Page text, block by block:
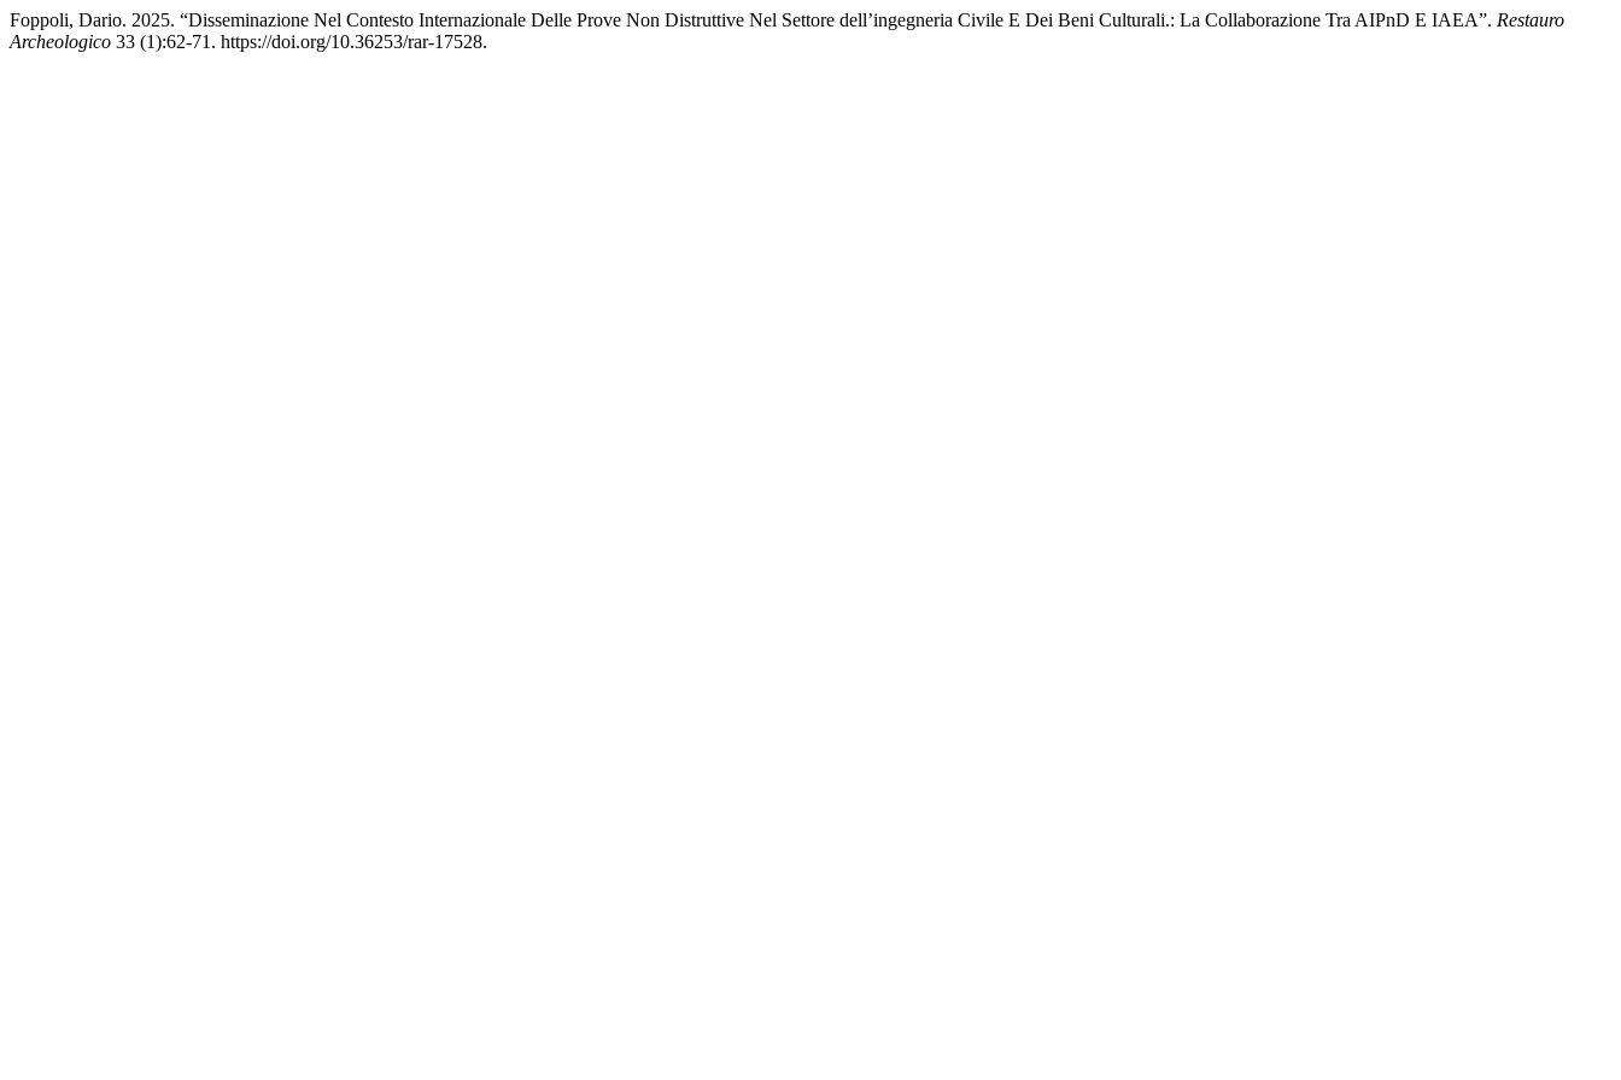
Foppoli, Dario. 2025. “Disseminazione Nel Contesto Internazionale Delle Prove Non Distruttive Nel Settore dell’ingegneria Civile E Dei Beni Culturali.: La Collaborazione Tra AIPnD E IAEA”. Restauro
Archeologico 33 (1):62-71. https://doi.org/10.36253/rar-17528.